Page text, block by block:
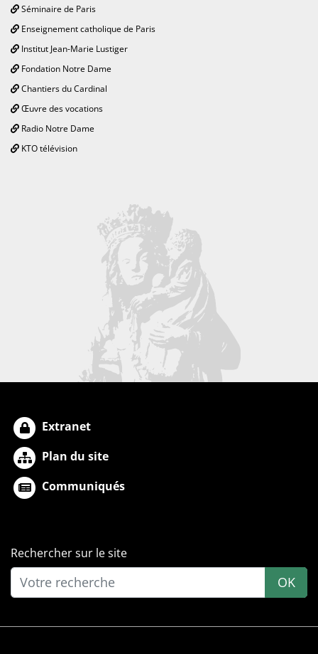
Séminaire de Paris
Enseignement catholique de Paris
Institut Jean-Marie Lustiger
Fondation Notre Dame
Chantiers du Cardinal
Œuvre des vocations
Radio Notre Dame
KTO télévision
Extranet
Plan du site
Communiqués
Rechercher sur le site
OK